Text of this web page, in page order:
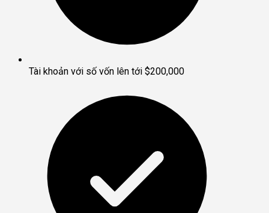
Tài khoản với số vốn lên tới $200,000